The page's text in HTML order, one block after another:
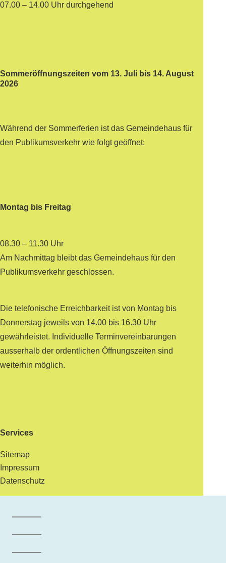
07.00 – 14.00 Uhr durchgehend
Sommeröffnungszeiten vom 13. Juli bis 14. August
2026
Während der Sommerferien ist das Gemeindehaus für
den Publikumsverkehr wie folgt geöffnet:
Montag bis Freitag
08.30 – 11.30 Uhr
Am Nachmittag bleibt das Gemeindehaus für den
Publikumsverkehr geschlossen.
Die telefonische Erreichbarkeit ist von Montag bis
Donnerstag jeweils von 14.00 bis 16.30 Uhr
gewährleistet. Individuelle Terminvereinbarungen
ausserhalb der ordentlichen Öffnungszeiten sind
weiterhin möglich.
Services
Sitemap
Impressum
Datenschutz